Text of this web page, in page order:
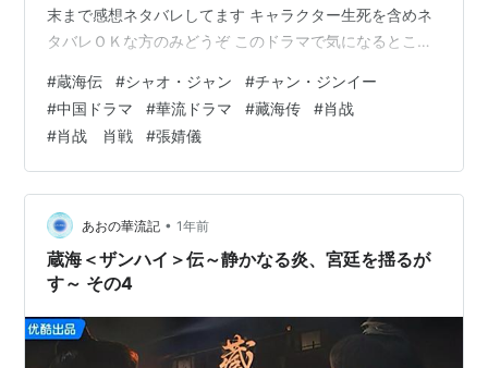
末まで感想ネタバレしてます キャラクター生死を含めネ
タバレＯＫな方のみどうぞ このドラマで気になるとこ
い……と感じる。 キャラ同士が合わないのか、俳優同士
が合わないのか？どっちなんだろう。 ただ見た目が合わ
ないのがやはり一番の原因な気がする。 私の個人的な好
みの問題ですか？ こればかりは個人の判断になってしま
うのですが、はっきり言って好みじゃない。 女優…
#蔵海伝 #シャオ・ジャン #チャン・ジンイー
#中国ドラマ #華流ドラマ #藏海传 #肖战
#肖战 肖戦 #張婧儀
あおの華流記 • 1年前
蔵海＜ザンハイ＞伝～静かなる炎、宮廷を揺るが
す～ その4